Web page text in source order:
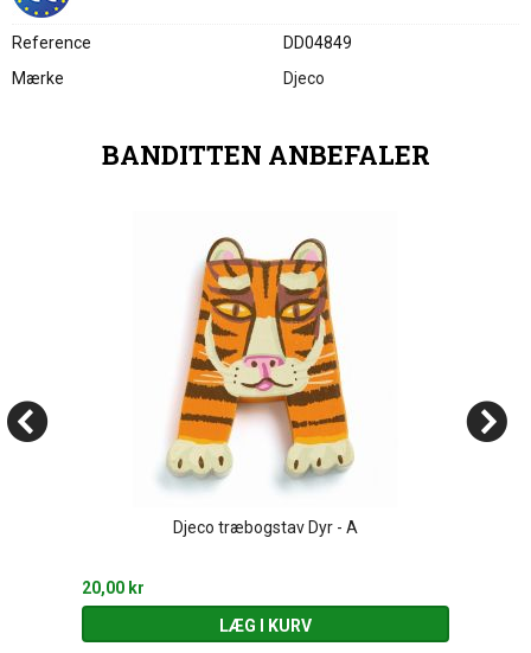
Reference
DD04849
Mærke
Djeco
BANDITTEN ANBEFALER
Djeco træbogstav Dyr - A
20,00 kr
LÆG I KURV